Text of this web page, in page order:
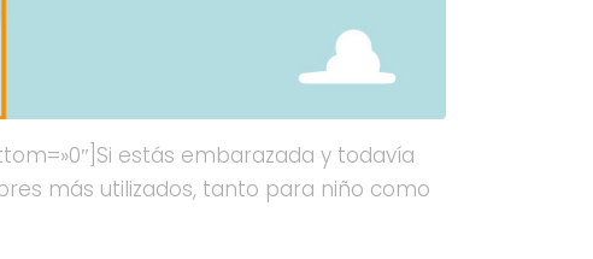
estás embarazada y todavía
más utilizados, tanto para niño como